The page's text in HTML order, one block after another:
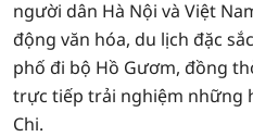
người dân Hà Nội và Việt
động văn hóa, du lịch đặc
phố đi bộ Hồ Gươm, đồng
trực tiếp trải nghiệm những
Chi.